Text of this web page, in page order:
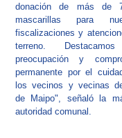
donación de más de
mascarillas para
fiscalizaciones y
terreno.
preocupación y
permanente por el
los vecinos y vecinas
de Maipo", señaló la
autoridad comunal.